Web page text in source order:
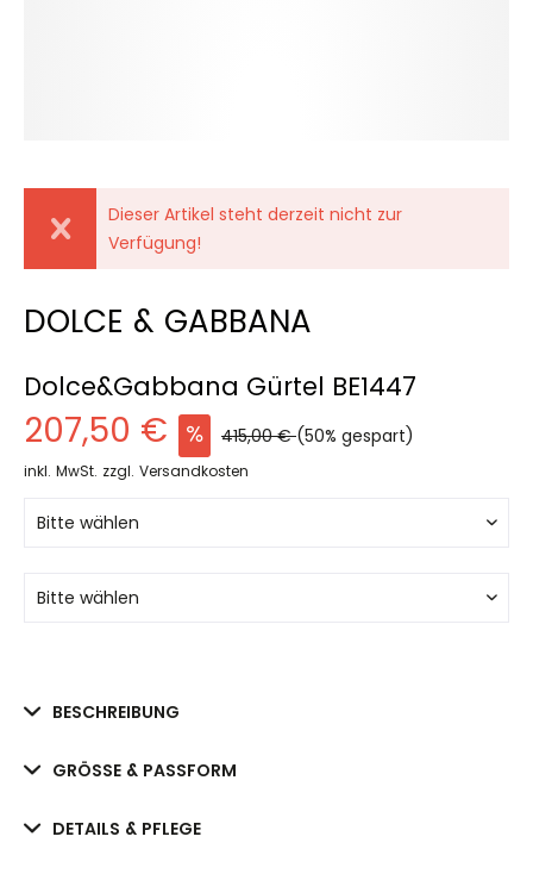
Dieser Artikel steht derzeit nicht zur
Verfügung!
DOLCE & GABBANA
Dolce&Gabbana Gürtel BE1447
207,50 € 415,00 €(50% gespart)
inkl. MwSt. zzgl. Versandkosten
BESCHREIBUNG
GRÖSSE & PASSFORM
DETAILS & PFLEGE